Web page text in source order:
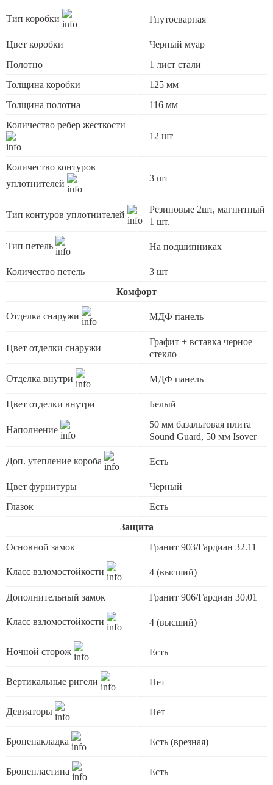
Тип коробки Гнутосварная
Цвет коробки
Черный муар
Полотно
1 лист стали
Толщина коробки
125 мм
Толщина полотна
116 мм
Количество ребер жесткости
12 шт
Количество контуров
уплотнителей
3 шт
Тип контуров уплотнителей
Резиновые 2шт, магнитный
1 шт.
Тип петель На подшипниках
Количество петель
3 шт
Комфорт
Отделка снаружи МДФ панель
Цвет отделки снаружи
Графит + вставка черное
стекло
Отделка внутри МДФ панель
Цвет отделки внутри Белый
Наполнение
50 мм базальтовая плита
Sound Guard, 50 мм Isover
Доп. утепление короба Есть
Цвет фурнитуры
Черный
Глазок
Есть
Защита
Основной замок
Гранит 903/Гардиан 32.11
Класс взломостойкости 4 (высший)
Дополнительный замок Гранит 906/Гардиан 30.01
Класс взломостойкости 4 (высший)
Ночной сторож Есть
Вертикальные ригели Нет
Девиаторы Нет
Броненакладка Есть (врезная)
Бронепластина Есть